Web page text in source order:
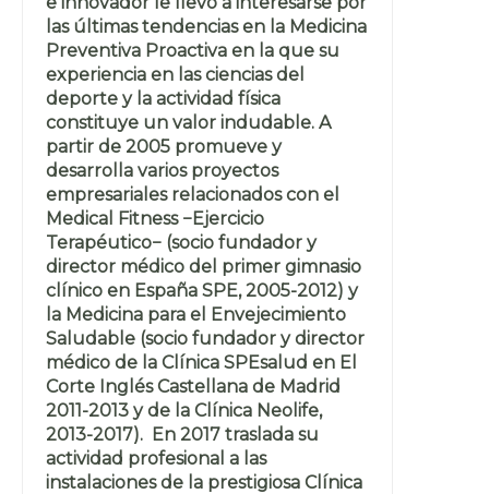
las últimas tendencias en la Medicina
Preventiva Proactiva en la que su
experiencia en las ciencias del
deporte y la actividad física
constituye un valor indudable. A
partir de 2005 promueve y
desarrolla varios proyectos
empresariales relacionados con el
Medical Fitness −Ejercicio
Terapéutico− (socio fundador y
director médico del primer gimnasio
clínico en España SPE, 2005-2012) y
la Medicina para el Envejecimiento
Saludable (socio fundador y director
médico de la Clínica SPEsalud en El
Corte Inglés Castellana de Madrid
2011-2013 y de la Clínica Neolife,
2013-2017). En 2017 traslada su
actividad profesional a las
instalaciones de la prestigiosa Clínica